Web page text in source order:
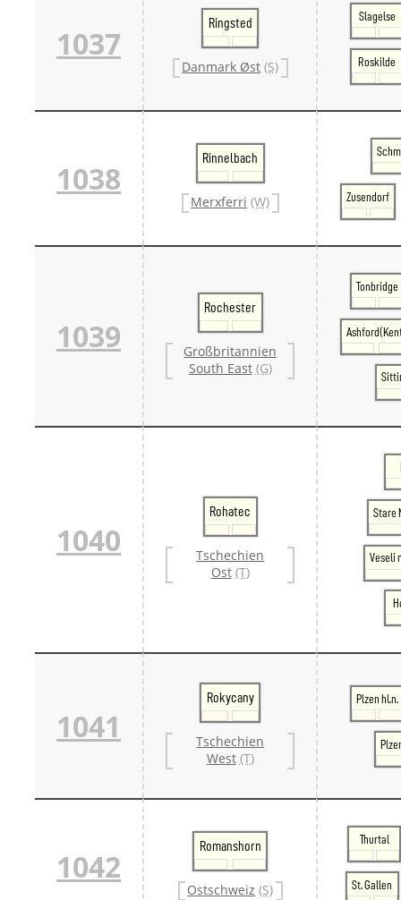
1037
Ringsted
Danmark Øst (S)
Slagelse
Roskilde
1038
Rinnelbach
Merxferri (W) Zusendorf
1039
Rochester
Großbritannien
South East (G)
Tonbridge
1040
Rohatec
Tschechien
Ost (T)
Stare
Veseli
1041
Rokycany
Tschechien
West (T)
Plzen hl.n.
1042
Romanshorn
Ostschweiz (S)
Thurtal
St. Gallen